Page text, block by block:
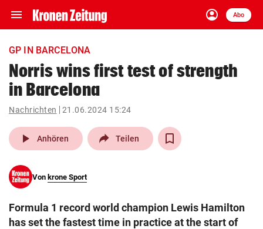
menu Navigation
ein-/ausklappen
account_circle
Anmelden
Abo
close Schließen
account_circle Anmelden
pin_drop
Wien arrow_right
search
eingeben
GP IN BARCELONA
Norris wins first test of strength
in Barcelona
Nachrichten 21.06.2024 15:24
play_arrow Anhören Teilen
Von krone Sport
Formula 1 record world champion Lewis Hamilton
has set the fastest time in practice at the start of